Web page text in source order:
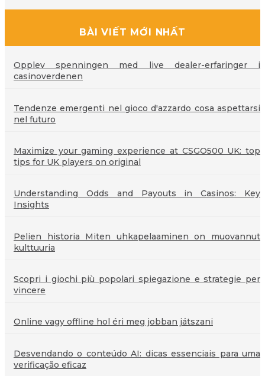
BÀI VIẾT MỚI NHẤT
Opplev spenningen med live dealer-erfaringer i
casinoverdenen
Tendenze emergenti nel gioco d'azzardo cosa aspettarsi
nel futuro
Maximize your gaming experience at CSGO500 UK: top
tips for UK players on original
Understanding Odds and Payouts in Casinos: Key
Insights
Pelien historia Miten uhkapelaaminen on muovannut
kulttuuria
Scopri i giochi più popolari spiegazione e strategie per
vincere
Online vagy offline hol éri meg jobban játszani
Desvendando o conteúdo AI: dicas essenciais para uma
verificação eficaz